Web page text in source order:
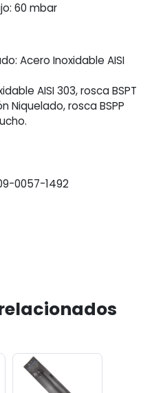
60 mbar
Acero Inoxidable AISI
AISI 303, rosca BSPT
Niquelado, rosca BSPP
0057-1492